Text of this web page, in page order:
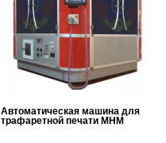
Автоматическая машина для
трафаретной печати MHM